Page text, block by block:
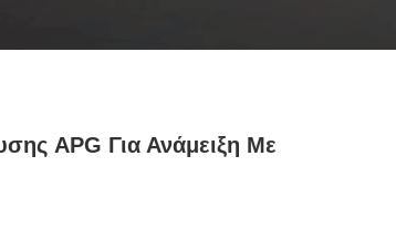
APG Για Ανάμειξη Με